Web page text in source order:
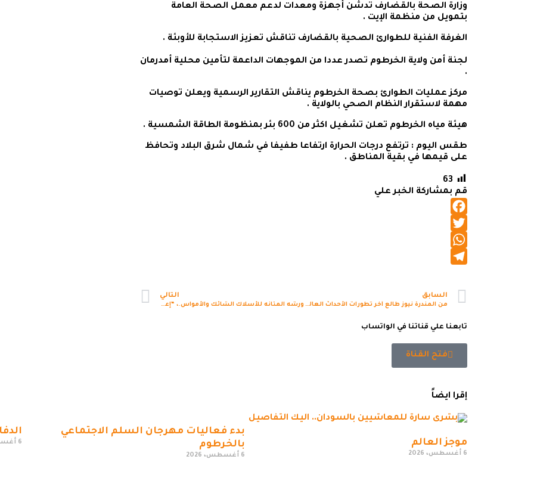
وزارة الصحة بالقضارف تدشن أجهزة ومعدات لدعم معمل الصحة العامة
بتمويل من منظمة الإيت .
الغرفة الفنية للطوارئ الصحية بالقضارف تناقش تعزيز الاستجابة للأوبئة .
لجنة أمن ولاية الخرطوم تصدر عددا من الموجهات الداعمة لتأمين محلية أمدرمان
.
مركز عمليات الطوارئ بصحة الخرطوم يناقش التقارير الرسمية ويعلن توصيات
مهمة لاستقرار النظام الصحي بالولاية .
هيئة مياه الخرطوم تعلن تشغيل اكثر من 600 بئر بمنظومة الطاقة الشمسية .
​​​​​​​​​طقس اليوم : ترتفع درجات الحرارة ارتفاعا طفيفا في شمال شرق البلاد وتحافظ
على قيمها في بقية المناطق .
63
قم بمشاركة الخبر علي
Facebook
Twitter
WhatsApp
السابق
من المندرة نيوز طالع آخر تطورات الأحداث العالمية
التالي
ورشه المتانه للأسلاك الشائك والأمواس.، “إعلان”
تابعنا علي قناتنا في الواتساب
فتح القناة
إقرا ايضاً
موجز العالم
6 أغسطس، 2026
بدء فعاليات مهرجان السلم الاجتماعي
بالخرطوم
6 أغسطس، 2026
6 أغسطس، 2026